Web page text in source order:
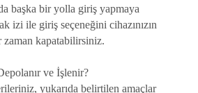
başka bir yolla giriş yapmaya
izi ile giriş seçeneğini cihazınızın
kapatabilirsiniz.
ve İşlenir?
yukarıda belirtilen amaçlar